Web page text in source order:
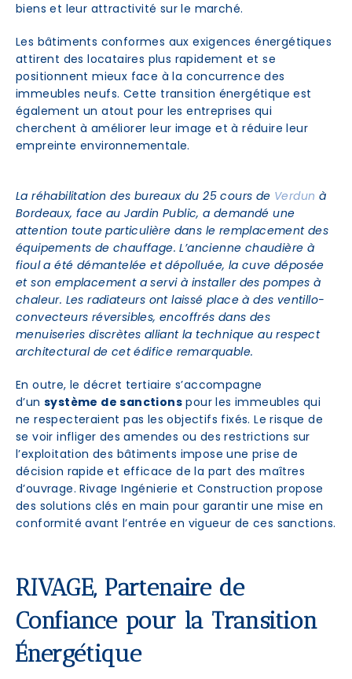
biens et leur attractivité sur le marché.
Les bâtiments conformes aux exigences énergétiques
attirent des locataires plus rapidement et se
positionnent mieux face à la concurrence des
immeubles neufs. Cette transition énergétique est
également un atout pour les entreprises qui
cherchent à améliorer leur image et à réduire leur
empreinte environnementale.
La réhabilitation des bureaux du 25 cours de Verdun à
Bordeaux, face au Jardin Public, a demandé une
attention toute particulière dans le remplacement des
équipements de chauffage. L’ancienne chaudière à
fioul a été démantelée et dépolluée, la cuve déposée
et son emplacement a servi à installer des pompes à
chaleur. Les radiateurs ont laissé place à des ventillo-
convecteurs réversibles, encoffrés dans des
menuiseries discrètes alliant la technique au respect
architectural de cet édifice remarquable.
En outre, le décret tertiaire s’accompagne
d’un système de sanctions pour les immeubles qui
ne respecteraient pas les objectifs fixés. Le risque de
se voir infliger des amendes ou des restrictions sur
l’exploitation des bâtiments impose une prise de
décision rapide et efficace de la part des maîtres
d’ouvrage. Rivage Ingénierie et Construction propose
des solutions clés en main pour garantir une mise en
conformité avant l’entrée en vigueur de ces sanctions.
RIVAGE, Partenaire de
Confiance pour la Transition
Énergétique